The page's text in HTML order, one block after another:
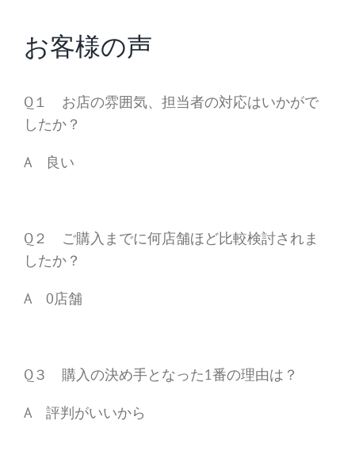
お客様の声
Q１ お店の雰囲気、担当者の対応はいかがで
したか？
A 良い
Q２ ご購入までに何店舗ほど比較検討されま
したか？
A 0店舗
Q３ 購入の決め手となった1番の理由は？
A 評判がいいから